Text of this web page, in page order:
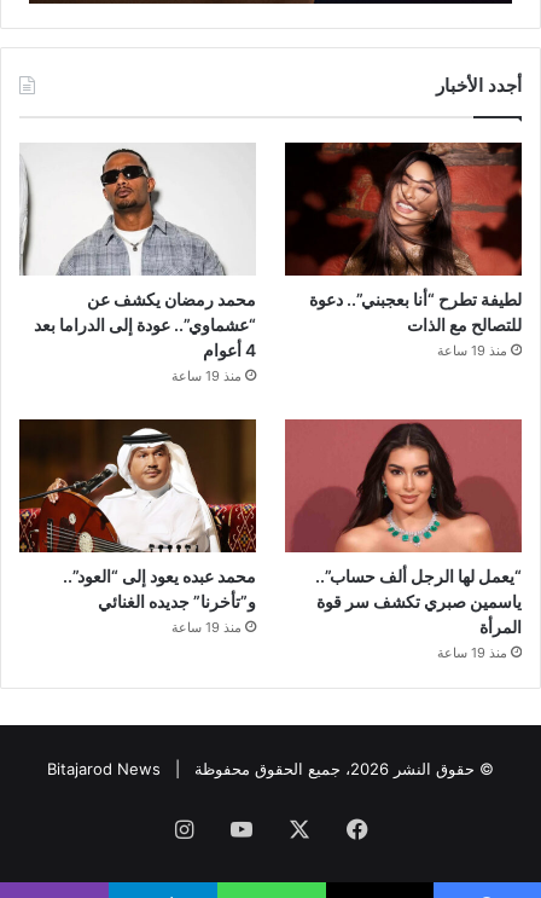
أجدد الأخبار
لطيفة تطرح “أنا بعجبني”.. دعوة
للتصالح مع الذات
منذ 19 ساعة
محمد رمضان يكشف عن
“عشماوي”.. عودة إلى الدراما بعد
4 أعوام
منذ 19 ساعة
“يعمل لها الرجل ألف حساب”..
ياسمين صبري تكشف سر قوة
المرأة
منذ 19 ساعة
محمد عبده يعود إلى “العود”..
و”تأخرنا” جديده الغنائي
منذ 19 ساعة
© حقوق النشر 2026، جميع الحقوق محفوظة | Bitajarod News
فيسبوك ‫YouTubeانستقرام